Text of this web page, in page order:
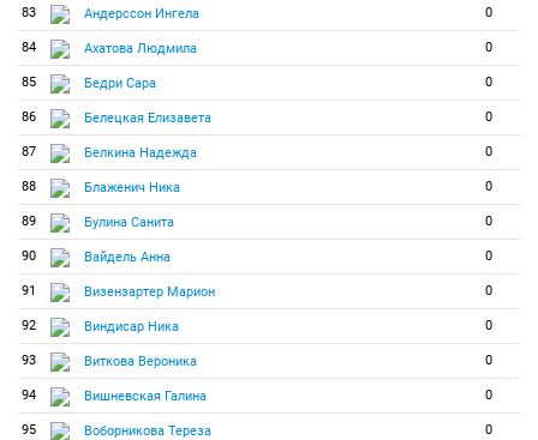
83 Андерссон Ингела 0
84 Ахатова Людмила 0
85 Бедри Сара 0
86 Белецкая Елизавета 0
87 Белкина Надежда 0
88 Блаженич Ника 0
89 Булина Санита 0
90 Вайдель Анна 0
91 Визензартер Марион 0
92 Виндисар Ника 0
93 Виткова Вероника 0
94 Вишневская Галина 0
95 Воборникова Тереза 0